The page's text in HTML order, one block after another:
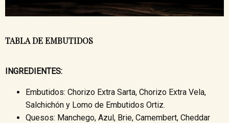
TABLA DE EMBUTIDOS
INGREDIENTES:
Embutidos: Chorizo Extra Sarta, Chorizo Extra Vela,
Salchichón y Lomo de Embutidos Ortiz.
Quesos: Manchego, Azul, Brie, Camembert, Cheddar